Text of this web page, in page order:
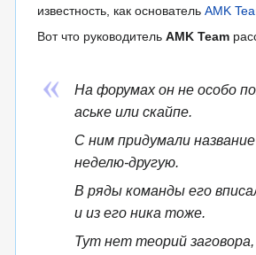
к
навигации
к
поиску
известность, как основатель AMK
Вот что руководитель AMK Team
На форумах он не особо
аське или скайпе.
С ним придумали
неделю-другую.
В ряды команды его
и из его ника тоже.
Тут нет теорий